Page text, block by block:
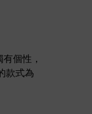
個性，
款式為